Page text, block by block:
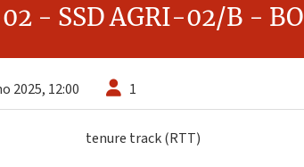
- SSD AGRI-02/B - BO
2025, 12:00 1
tenure track (RTT)